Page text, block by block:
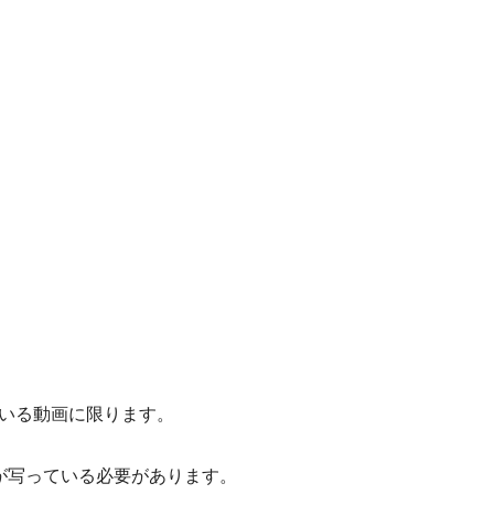
動画に限ります。
っている必要があります。